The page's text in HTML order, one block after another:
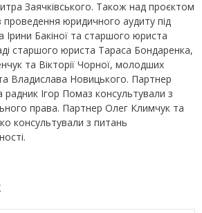
Заячківського. Також над проєктом
юридичного аудиту під
Ірини Бакіної та старшого юриста
старшого юриста Тараса Бондаренка,
та Вікторії Чорної, молодших
Владислава Новицького. Партнер
Ігор Помаз консультували з
права. Партнер Олег Климчук та
консультували з питань